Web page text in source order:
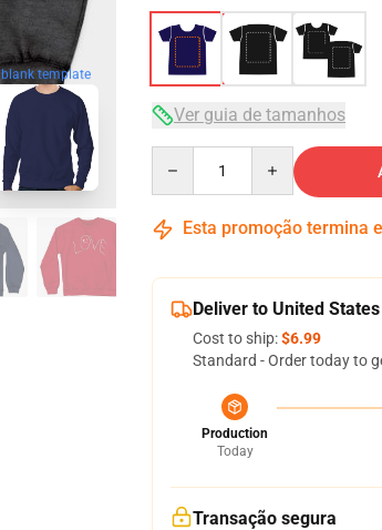
blank template
Ver guia de tamanhos
Esta promoção termina
Deliver to United States
Cost to ship:$6.99
Standard - Order today to
Production
Today
Transação segura